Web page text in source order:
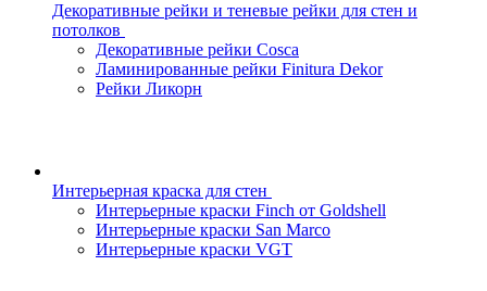
Декоративные рейки и теневые рейки для стен и
потолков
Декоративные рейки Cosca
Ламинированные рейки Finitura Dekor
Рейки Ликорн
Интерьерная краска для стен
Интерьерные краски Finch от Goldshell
Интерьерные краски San Marco
Интерьерные краски VGT